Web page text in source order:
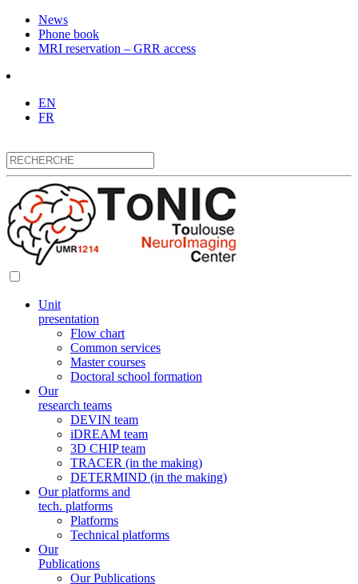
News
Phone book
MRI reservation – GRR access
EN
FR
Unit
presentation
Flow chart
Common services
Master courses
Doctoral school formation
Our
research teams
DEVIN team
iDREAM team
3D CHIP team
TRACER (in the making)
DETERMIND (in the making)
Our platforms and
tech. platforms
Platforms
Technical platforms
Our
Publications
Our Publications